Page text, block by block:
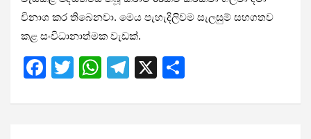
විනාශ කර තිබෙනවා. මෙය පැහැදිලිවම සැලසුම් සහගතව
කළ සංවිධානාත්මක වැඩක්.
F
ce
T
tt
W
at
T
e
X
ar